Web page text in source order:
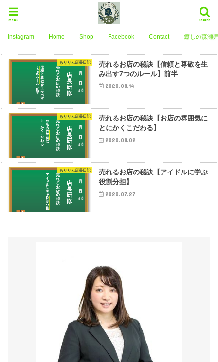
search
menu
Instagram Home Shop Facebook Contact 癒しの森瀬
もりりん店長日記
売れるお店の秘訣【信頼と尊敬を生
み出す7つのルール】前半
2020.08.14
もりりん店長日記
売れるお店の秘訣【お店の雰囲気に
とにかくこだわる】
2020.08.02
もりりん店長日記
売れるお店の秘訣【アイドルに学ぶ
役割分担】
2020.07.27